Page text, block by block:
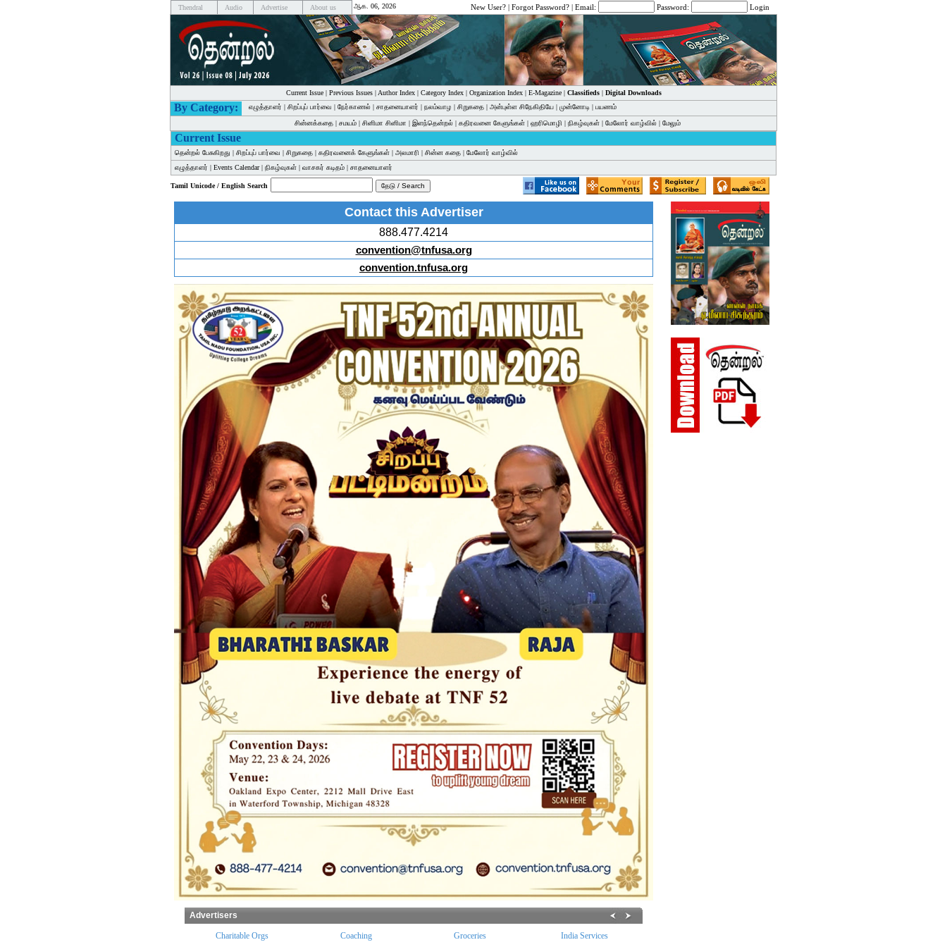
Thendral Audio Advertise About us ஆக. 06, 2026 New User? | Forgot Password? | Email: Password: Login
Current Issue| Previous Issues| Author Index| Category Index| Organization Index| E-Magazine| Classifieds| Digital Downloads
By Category: எழுத்தாளர் | சிறப்புப் பார்வை | நேர்காணல் | சாதனையாளர் | நலம்வாழ | சிறுகதை | அன்புள்ள சிநேகிதியே | முன்னோடி | பயணம்
சின்னக்கதை | சமயம் | சினிமா சினிமா | இளந்தென்றல் | கதிரவனை கேளுங்கள் | ஹரிமொழி | நிகழ்வுகள் | மேலோர் வாழ்வில் | மேலும்
Current Issue
தென்றல் பேசுகிறது | சிறப்புப் பார்வை | சிறுகதை | கதிரவனைக் கேளுங்கள் | அலமாரி | சின்ன கதை | மேலோர் வாழ்வில்
எழுத்தாளர் | Events Calendar| நிகழ்வுகள் | வாசகர் கடிதம் | சாதனையாளர்
Tamil Unicode / English Search
Contact this Advertiser
888.477.4214
convention@tnfusa.org
convention.tnfusa.org
Advertisers
Charitable Orgs Coaching Groceries India Services